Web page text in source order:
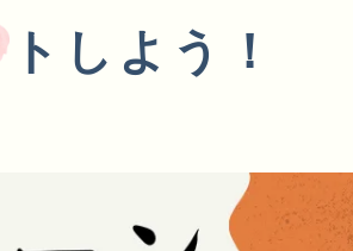
しよう！